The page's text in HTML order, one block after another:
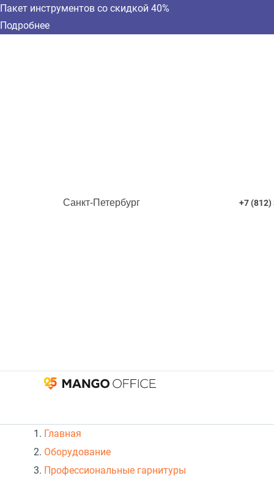
Пакет инструментов со скидкой 40%
Подробнее
Санкт-Петербург +7 (812)
Главная
Оборудование
Профессиональные гарнитуры